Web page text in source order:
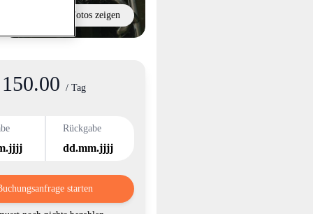
Alle Fotos zeigen
/ Tag
Rückgabe
dd.mm.jjjj
starten